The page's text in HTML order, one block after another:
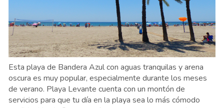
Esta playa de Bandera Azul con aguas tranquilas y arena
oscura es muy popular, especialmente durante los meses
de verano. Playa Levante cuenta con un montón de
servicios para que tu día en la playa sea lo más cómodo